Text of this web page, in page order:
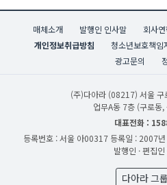
매체소개 발행인 인사말 회사연
개인정보취급방침
청소년보호책임
광고문의
(주)다아라 (08217) 서울 구
업무A동 7층 (구로동,
대표전화 :
등록번호 : 서울 아00317 등록일 : 2007
발행인 · 편집
다아라 그